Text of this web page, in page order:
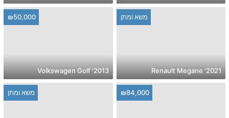
משא ומתן
2021' Renault Megane
₪50,000
2013' Volkswagen Golf
₪84,000 משא ומתן